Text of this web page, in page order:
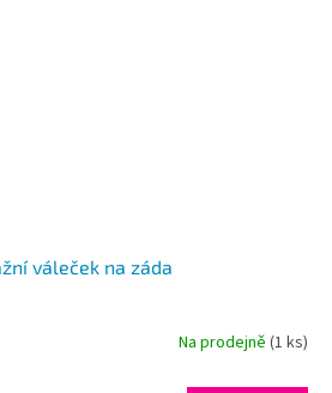
váleček na záda
Na prodejně(1 ks)